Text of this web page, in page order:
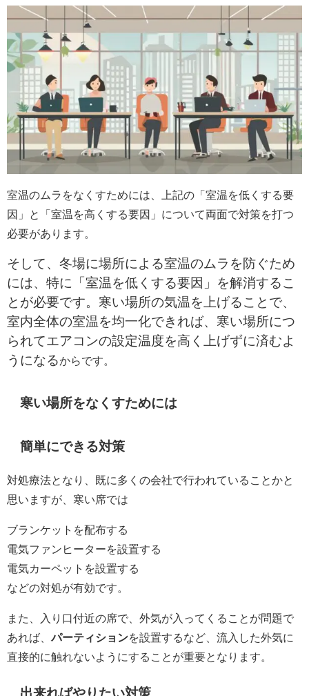
室温のムラをなくすためには、上記の「室温を低くする要
因」と「室温を高くする要因」について両面で対策を打つ
必要があります。
そして、冬場に場所による室温のムラを防ぐため
には、特に「室温を低くする要因」を解消するこ
とが必要です。寒い場所の気温を上げることで、
室内全体の室温を均一化できれば、寒い場所につ
られてエアコンの設定温度を高く上げずに済むよ
うになるからです。
寒い場所をなくすためには
簡単にできる対策
対処療法となり、既に多くの会社で行われていることかと
思いますが、寒い席では
ブランケットを配布する
電気ファンヒーターを設置する
電気カーペットを設置する
などの対処が有効です。
また、入り口付近の席で、外気が入ってくることが問題で
あれば、パーティションを設置するなど、流入した外気に
直接的に触れないようにすることが重要となります。
出来ればやりたい対策